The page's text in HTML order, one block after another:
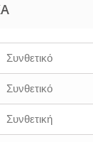
Συνθετικό
Συνθετικό
Συνθετική